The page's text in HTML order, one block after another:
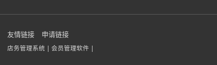
友情链接 申请链接
店务管理系统 | 会员管理软件 |